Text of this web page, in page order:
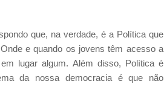
que, na verdade, é a Política que
e quando os jovens têm acesso a
lugar algum. Além disso, Política é
da nossa democracia é que não